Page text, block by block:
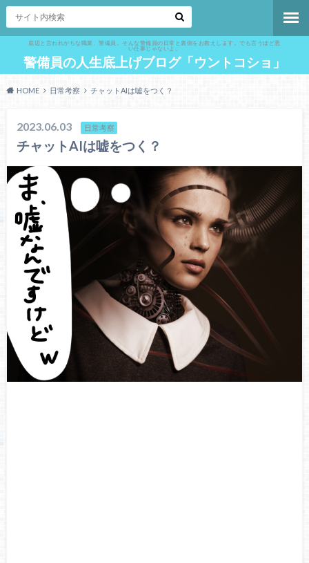
底辺と言われがちな職業、警備員。そんな警備員の日常と裏側をお教えします。でも言うほど悪
い仕事じゃないよ。
警備員の人生底上げブログ「ウントコショ」
HOME 日常考察 チャットAIは嘘をつく？
2023.06.03 日常考察
チャットAIは嘘をつく？